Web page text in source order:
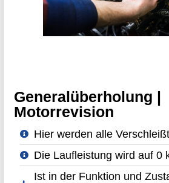
Generalüberholung |
Motorrevision
Hier werden alle
Die Laufleistung wird auf 0
Ist in der Funktion und